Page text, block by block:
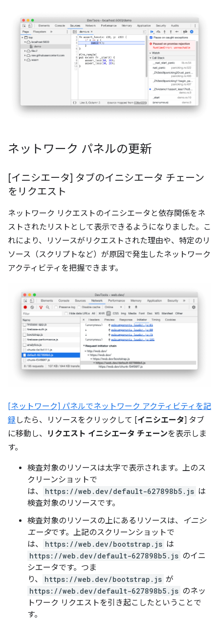
ネットワーク パネルの更新
[イニシエータ] タブのイニシエータ チェーン
をリクエスト
ネットワーク リクエストのイニシエータと依存関係をネ
ストされたリストとして表示できるようになりました。こ
れにより、リソースがリクエストされた理由や、特定のリ
ソース（スクリプトなど）が原因で発生したネットワーク
アクティビティを把握できます。
[ネットワーク] パネルでネットワーク アクティビティを記
録 したら、リソースをクリックして [イニシエータ] タブ
に移動し、
リクエスト イニシエータ チェーンを表示しま
す。
検査対象のリソースは太字で表示されます。 上のス
クリーンショットで
は、
https://web.dev/default-627898b5.js は
検査対象のリソースです。
検査対象のリソースの上にあるリソースは、
イニシ
エータです。上記のスクリーンショットで
は、
https://web.dev/bootstrap.js は
https://web.dev/default-627898b5.js のイニ
シエータです。つま
り、
https://web.dev/bootstrap.js が
https://web.dev/default-627898b5.js のネッ
トワーク リクエストを引き起こしたということで
す。